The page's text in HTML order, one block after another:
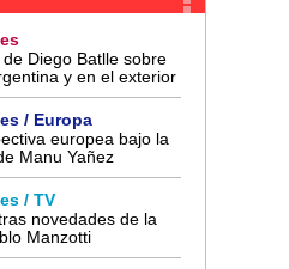
Diego Batlle sobre
y en el exterior
/ Europa
europea bajo la
Manu Yañez
/ TV
novedades de la
Manzotti